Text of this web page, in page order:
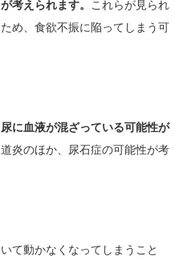
考えられます。
これらが見られ
め、食欲不振に陥ってしまう可
に血液が混ざっている可能性が
炎のほか、尿石症の可能性が考
て動かなくなってしまうこと